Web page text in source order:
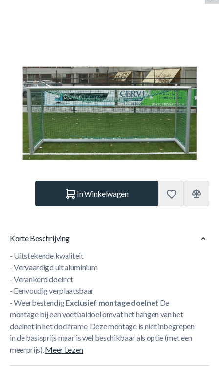
SKU:CAL.FAV.300.H.100.ORANJE Merk:Calzio
€ 499.– Op voorraad
Aanpasbare opties:
EXTRA MONTAGE DOELNET*
In Winkelwagen
Korte Beschrijving
- Uitstekende kwaliteit
- Vervaardigd uit aluminium
- Verankerd doelnet
- Eenvoudig verplaatsbaar
- WeerbestendigExclusief montage doelnet De
montage bij een voetbaldoel omvat het hangen van het
doelnet in het doelframe. Deze montage is niet inbegrepen
in de basisprijs maar is wel beschikbaar als optie (met een
meerprijs).Meer Lezen